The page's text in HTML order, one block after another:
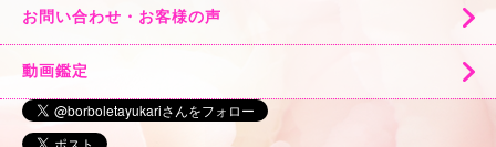
お問い合わせ・お客様の声
動画鑑定